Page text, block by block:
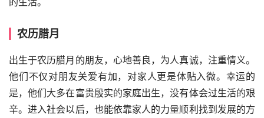
农历腊月
出生于农历腊月的朋友，心地善良，为人真诚，注重情义。
他们不仅对朋友关爱有加，对家人更是体贴入微。幸运的
是，他们大多在富贵殷实的家庭出生，没有体会过生活的艰
辛。进入社会以后，也能依靠家人的力量顺利找到发展的方